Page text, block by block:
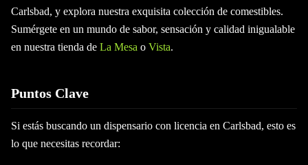
Carlsbad, y explora nuestra exquisita colección de comestibles.
Sumérgete en un mundo de sabor, sensación y calidad inigualable
en nuestra tienda de La Mesa o Vista.
Puntos Clave
Si estás buscando un dispensario con licencia en Carlsbad, esto es
lo que necesitas recordar: